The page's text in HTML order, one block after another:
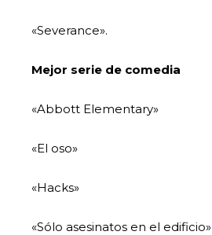
«Severance».
Mejor serie de comedia
«Abbott Elementary»
«El oso»
«Hacks»
«Sólo asesinatos en el edificio»